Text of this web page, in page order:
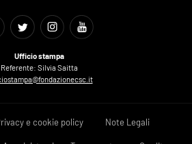
Ufficio stampa
Referente: Silvia Saitta
e cookie policy Note Legali